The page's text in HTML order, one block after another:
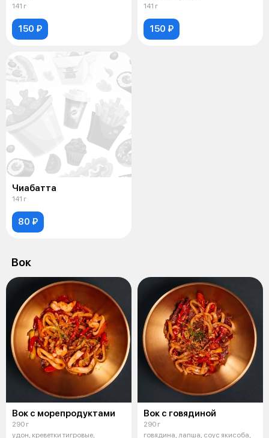
141 г
150 ₽
141 г
150 ₽
Чиабатта
141 г
80 ₽
Вок
Вок с морепродуктами
290 г
удон, креветки тигровые,
Вок с говядиной
290 г
говядина, лапша, соус якисоба,